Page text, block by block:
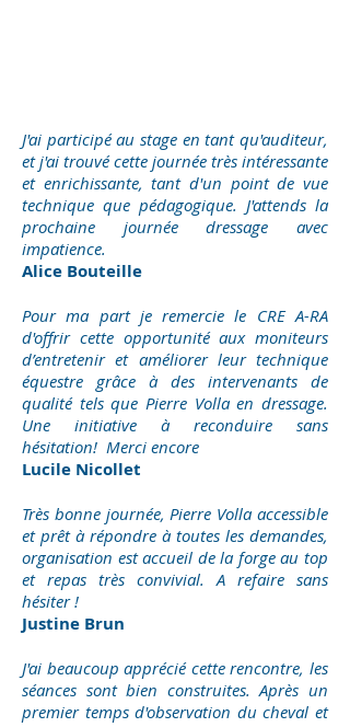
J'ai participé au stage en tant qu'auditeur,
et j'ai trouvé cette journée très intéressante
et enrichissante, tant d'un point de vue
technique que pédagogique. J'attends la
prochaine journée dressage avec
impatience.
Alice Bouteille
Pour ma part je remercie le CRE A-RA
d'offrir cette opportunité aux moniteurs
d’entretenir et améliorer leur technique
équestre grâce à des intervenants de
qualité tels que Pierre Volla en dressage.
Une initiative à reconduire sans
hésitation! Merci encore
Lucile Nicollet
Très bonne journée, Pierre Volla accessible
et prêt à répondre à toutes les demandes,
organisation est accueil de la forge au top
et repas très convivial. A refaire sans
hésiter !
Justine Brun
J'ai beaucoup apprécié cette rencontre, les
séances sont bien construites. Après un
premier temps d'observation du cheval et